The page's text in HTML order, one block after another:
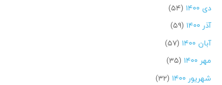
دی ۱۴۰۰
(۵۴)
آذر ۱۴۰۰
(۵۹)
آبان ۱۴۰۰
(۵۷)
مهر ۱۴۰۰
(۳۵)
شهریور ۱۴۰۰
(۳۲)